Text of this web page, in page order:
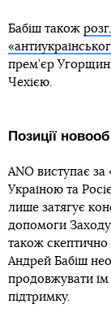
Бабіш також
прем’єр
Чехією.
Позиції
ANO виступає
Україною та
лише затягує
допомоги
також скептично
Андрей Бабіш
продовжувати їм
підтримку.